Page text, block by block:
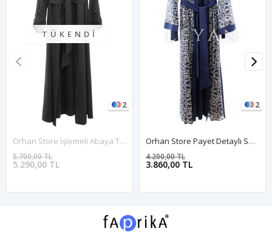
TÜKENDI
2
Orhan Store İşlemeli Abaya Takım- LYN03823 Siyah
5.290,00 TL
5.700,00 TL
2
Orhan Store Payet Detaylı Saten Abaya Takım- LYN03799 Lacivert
3.860,00 TL
4.200,00 TL